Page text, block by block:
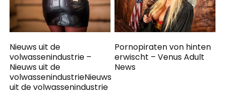
Nieuws uit de
volwassenindustrie –
Nieuws uit de
volwassenindustrieNieuws
uit de volwassenindustrie
Pornopiraten von hinten
erwischt – Venus Adult
News